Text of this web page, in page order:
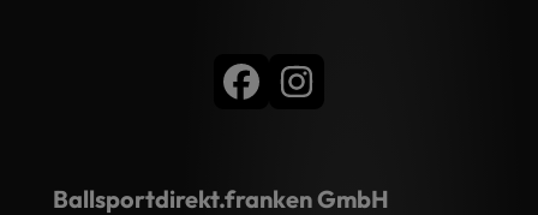
Ballsportdirekt.franken GmbH